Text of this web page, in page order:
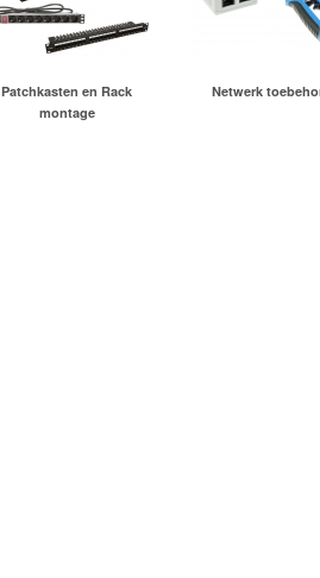
Patchkasten en Rack
montage
Netwerk